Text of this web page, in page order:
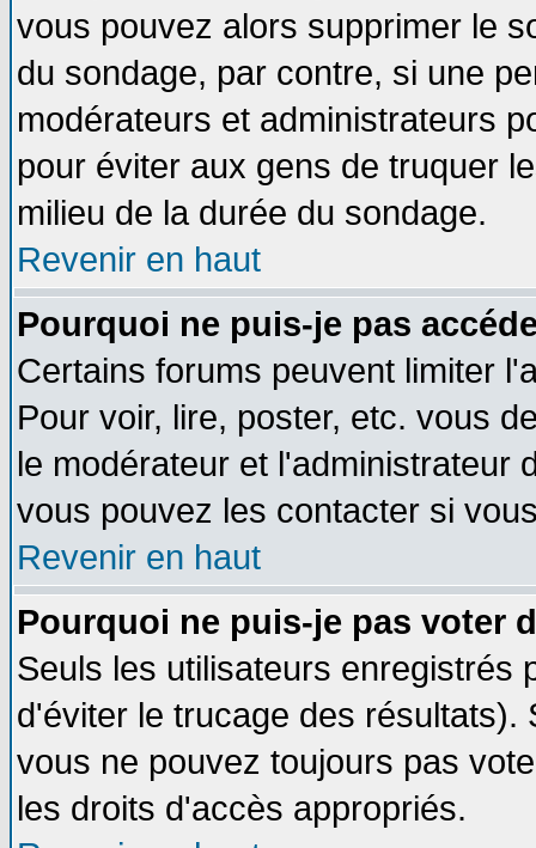
vous pouvez alors supprimer le
du sondage, par contre, si une
modérateurs et administrateurs
pour éviter aux gens de truquer
milieu de la durée du sondage.
Revenir en haut
Pourquoi ne puis-je pas
Certains forums peuvent limiter
Pour voir, lire, poster, etc. vous
le modérateur et l'administrateur
vous pouvez les contacter si
Revenir en haut
Pourquoi ne puis-je pas voter
Seuls les utilisateurs enregistrés
d'éviter le trucage des
vous ne pouvez toujours pas
les droits d'accès appropriés.